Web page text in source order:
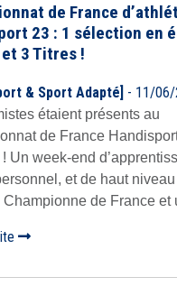
de France
23 : 1 sélection en
3 Titres !
& Sport Adapté] - 11/06/
étaient présents au
de France
Un week-end
et de haut
Championne de France et